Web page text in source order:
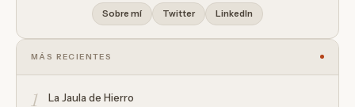
Sobre mí Twitter LinkedIn
MÁS RECIENTES
1 La Jaula de Hierro